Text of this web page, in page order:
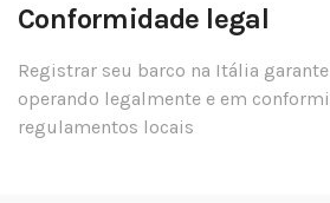
Conformidade legal
Registrar seu barco na Itália
operando legalmente e em
regulamentos locais